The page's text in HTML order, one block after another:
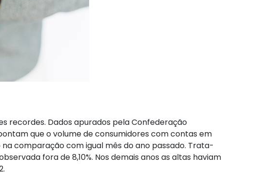
recordes. Dados apurados pela Confederação
que o volume de consumidores com contas em
comparação com igual mês do ano passado. Trata-
fora de 8,10%. Nos demais anos as altas haviam